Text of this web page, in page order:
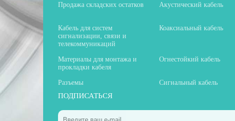
Продажа складских остатков Акустический кабель
Кабель для систем
сигнализации, связи и
телекоммуникаций
Коаксиальный кабель
Материалы для монтажа и
прокладки кабеля
Огнестойкий кабель
Разъемы Сигнальный кабель
ПОДПИСАТЬСЯ